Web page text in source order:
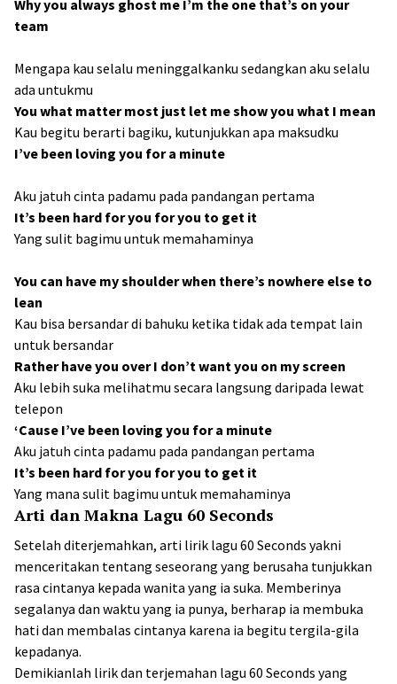
Why you always ghost me I’m the one that’s on your
team
Mengapa kau selalu meninggalkanku sedangkan aku selalu
ada untukmu
You what matter most just let me show you what I mean
Kau begitu berarti bagiku, kutunjukkan apa maksudku
I’ve been loving you for a minute
Aku jatuh cinta padamu pada pandangan pertama
It’s been hard for you for you to get it
Yang sulit bagimu untuk memahaminya
You can have my shoulder when there’s nowhere else to
lean
Kau bisa bersandar di bahuku ketika tidak ada tempat lain
untuk bersandar
Rather have you over I don’t want you on my screen
Aku lebih suka melihatmu secara langsung daripada lewat
telepon
‘Cause I’ve been loving you for a minute
Aku jatuh cinta padamu pada pandangan pertama
It’s been hard for you for you to get it
Yang mana sulit bagimu untuk memahaminya
Arti dan Makna Lagu 60 Seconds
Setelah diterjemahkan, arti lirik lagu 60 Seconds yakni
menceritakan tentang seseorang yang berusaha tunjukkan
rasa cintanya kepada wanita yang ia suka. Memberinya
segalanya dan waktu yang ia punya, berharap ia membuka
hati dan membalas cintanya karena ia begitu tergila-gila
kepadanya.
Demikianlah lirik dan terjemahan lagu 60 Seconds yang